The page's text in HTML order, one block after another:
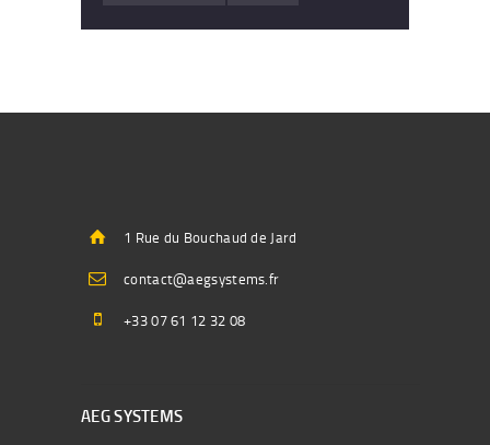
1 Rue du Bouchaud de Jard
contact@aegsystems.fr
+33 07 61 12 32 08
AEG SYSTEMS